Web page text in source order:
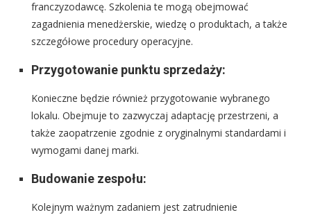
franczyzodawcę. Szkolenia te mogą obejmować
zagadnienia menedżerskie, wiedzę o produktach, a także
szczegółowe procedury operacyjne.
Przygotowanie punktu sprzedaży:
Konieczne będzie również przygotowanie wybranego
lokalu. Obejmuje to zazwyczaj adaptację przestrzeni, a
także zaopatrzenie zgodnie z oryginalnymi standardami i
wymogami danej marki.
Budowanie zespołu:
Kolejnym ważnym zadaniem jest zatrudnienie